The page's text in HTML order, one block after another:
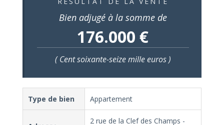
Bien adjugé à la somme de
176.000 €
( Cent soixante-seize mille euros )
Type de bien Appartement
2 rue de la Clef des Champs -